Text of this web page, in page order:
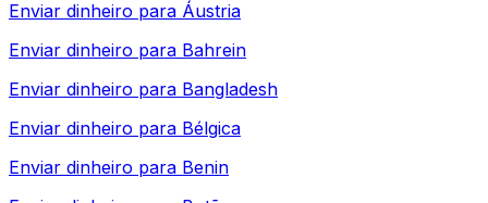
Enviar dinheiro para Áustria
Enviar dinheiro para Bahrein
Enviar dinheiro para Bangladesh
Enviar dinheiro para Bélgica
Enviar dinheiro para Benin